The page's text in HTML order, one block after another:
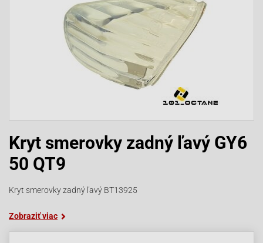
Kryt smerovky zadný ľavý GY6
50 QT9
Kryt smerovky zadný ľavý BT13925
Zobraziť viac